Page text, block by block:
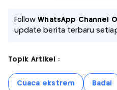
FollowWhatsApp Channel
update berita terbaru
Topik Artikel :
Cuaca ekstrem Badai